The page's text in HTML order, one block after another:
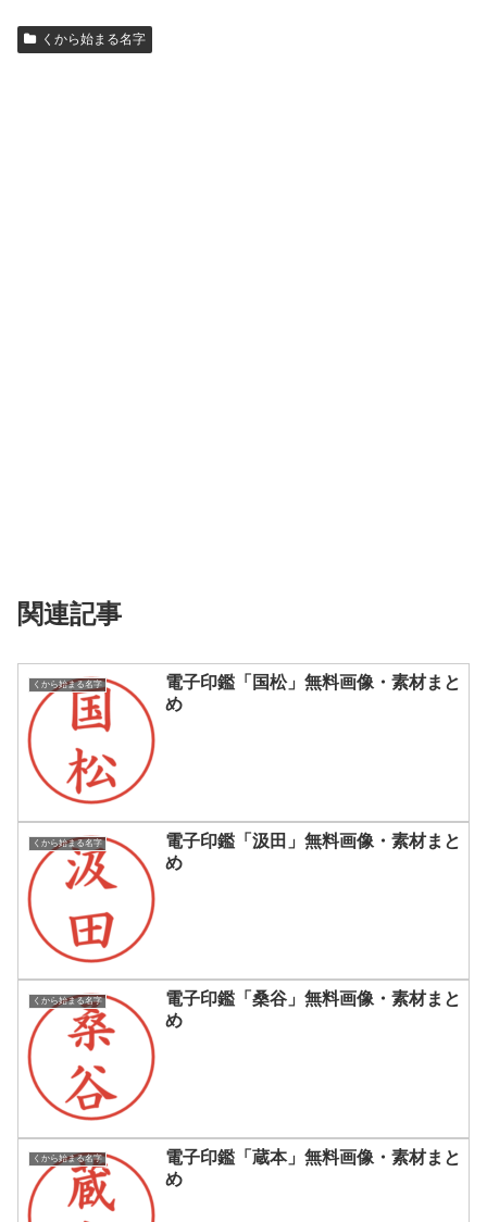
くから始まる名字
関連記事
くから始まる名字
電子印鑑「国松」無料画像・素材まと
め
くから始まる名字
電子印鑑「汲田」無料画像・素材まと
め
くから始まる名字
電子印鑑「桑谷」無料画像・素材まと
め
くから始まる名字
電子印鑑「蔵本」無料画像・素材まと
め